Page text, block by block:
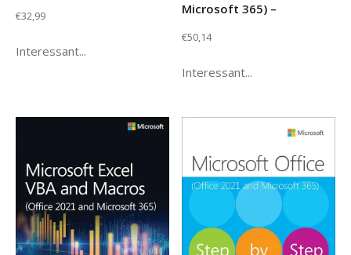
€32,99
Interessant...
Microsoft 365) –
€50,14
Interessant...